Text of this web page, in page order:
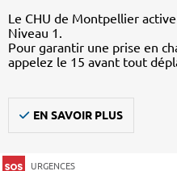
Le CHU de Montpellier
Niveau 1.
Pour garantir une prise en
appelez le 15 avant tout
EN SAVOIR PLUS
URGENCES